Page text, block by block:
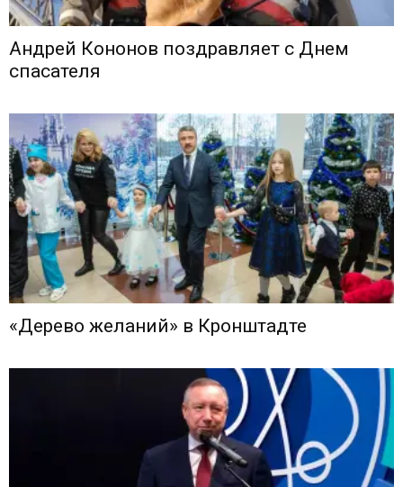
Андрей Кононов поздравляет с Днем
спасателя
«Дерево желаний» в Кронштадте